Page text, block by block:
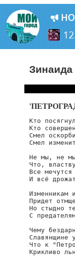
Зинаида
Кто
Кто
Смел
Смел
Не мы, не
Что,
Все
И всё
Изменникам
Придет
Но стыдно
С
Чему
Славянщине
Что к
Крикливо